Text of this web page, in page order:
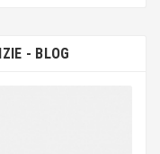
- BLOG